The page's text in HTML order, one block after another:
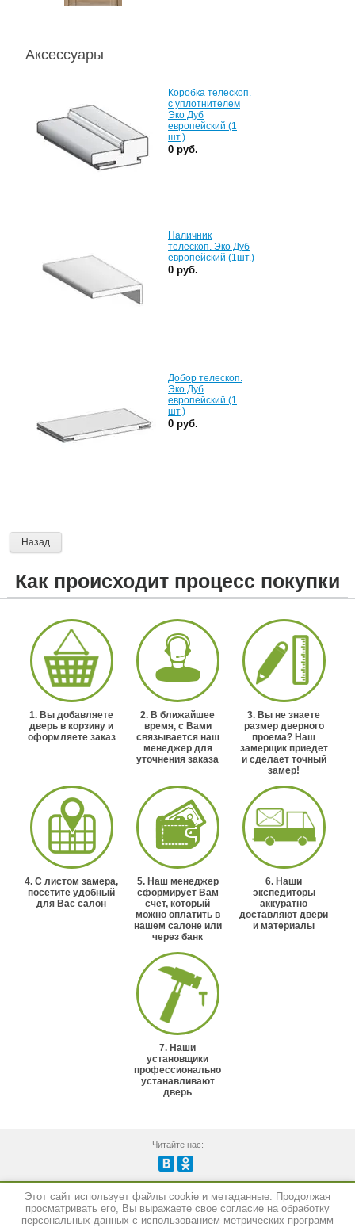
Аксессуары
Коробка телескоп.
с уплотнителем
Эко Дуб
европейский (1
шт.)
0 руб.
Наличник
телескоп. Эко Дуб
европейский (1шт.)
0 руб.
Добор телескоп.
Эко Дуб
европейский (1
шт.)
0 руб.
Назад
Как происходит процесс покупки
1. Вы добавляете
дверь в корзину и
оформляете заказ
2. В ближайшее
время, с Вами
связывается наш
менеджер для
уточнения заказа
3. Вы не знаете
размер дверного
проема? Наш
замерщик приедет
и сделает точный
замер!
4. С листом замера,
посетите удобный
для Вас салон
5. Наш менеджер
сформирует Вам
счет, который
можно оплатить в
нашем салоне или
через банк
6. Наши
экспедиторы
аккуратно
доставляют двери
и материалы
7. Наши
установщики
профессионально
устанавливают
дверь
Читайте нас:
Создание сайта:megagroup.ru
Этот сайт использует файлы cookie и метаданные. Продолжая
просматривать его, Вы выражаете свое согласие на обработку
персональных данных с использованием метрических программ